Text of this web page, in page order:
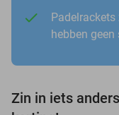
hebben geen
Zin in iets